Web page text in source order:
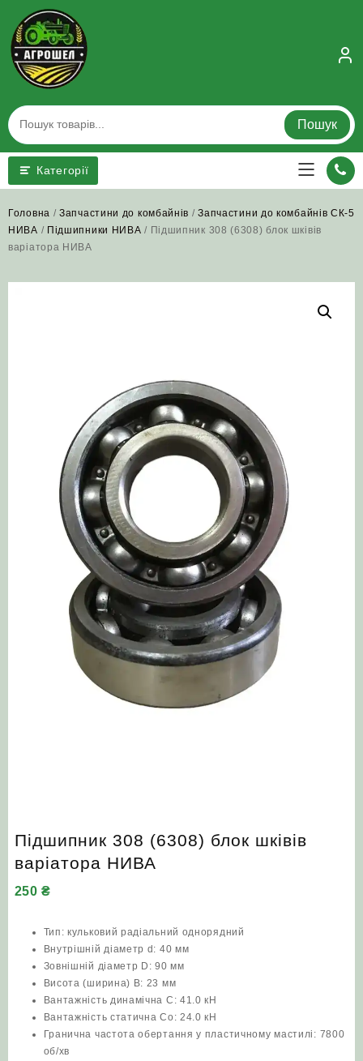
content
Пошук
Категорії
Головна /Запчастини до комбайнів /Запчастини до комбайнів СК-5
НИВА / Підшипники НИВА / Підшипник 308 (6308) блок шківів
варіатора НИВА
Підшипник 308 (6308) блок шківів
варіатора НИВА
250₴
Тип: кульковий радіальний однорядний
Внутрішній діаметр d: 40 мм
Зовнішній діаметр D: 90 мм
Висота (ширина) B: 23 мм
Вантажність динамічна C: 41.0 кН
Вантажність статична Co: 24.0 кН
Гранична частота обертання у пластичному мастилі: 7800
об/хв